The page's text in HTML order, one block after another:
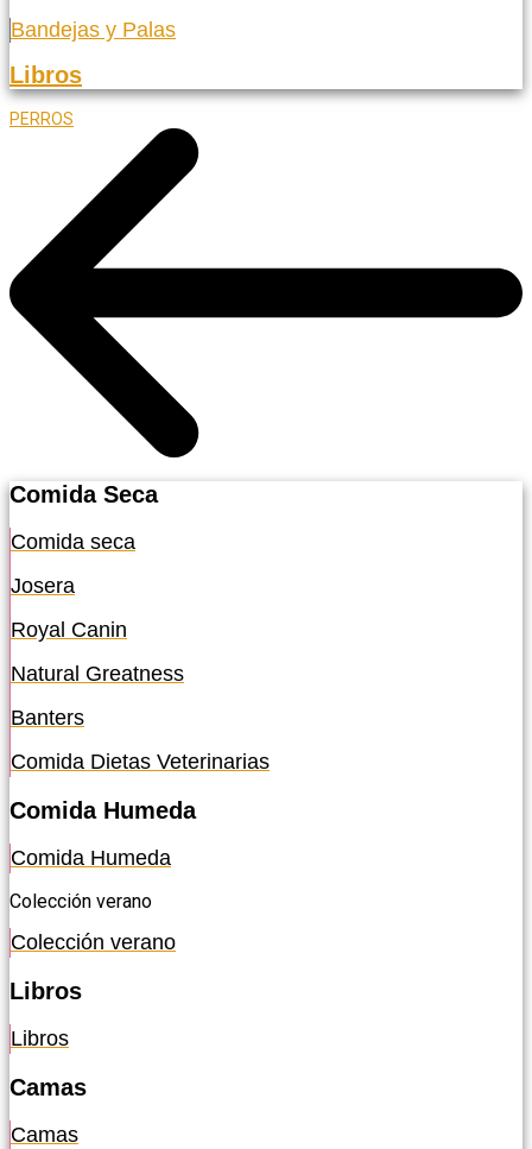
Bandejas y Palas
Libros
PERROS
Comida Seca
Comida seca
Josera
Royal Canin
Natural Greatness
Banters
Comida Dietas Veterinarias
Comida Humeda
Comida Humeda
Colección verano
Colección verano
Libros
Libros
Camas
Camas